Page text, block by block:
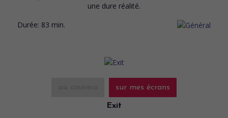
une dure réalité.
Durée: 83 min.
sur mes écrans
Exit